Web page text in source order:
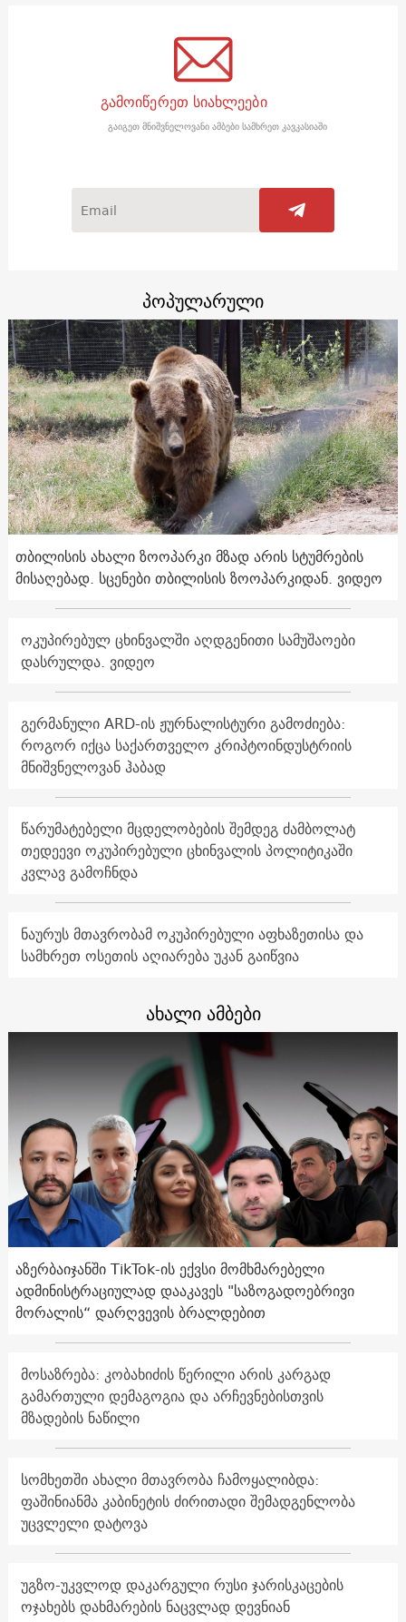
გამოიწერეთ სიახლეები
გაიგეთ მნიშვნელოვანი ამბები სამხრეთ კავკასიაში
პოპულარული
თბილისის ახალი ზოოპარკი მზად არის სტუმრების
მისაღებად. სცენები თბილისის ზოოპარკიდან. ვიდეო
ოკუპირებულ ცხინვალში აღდგენითი სამუშაოები
დასრულდა. ვიდეო
გერმანული ARD-ის ჟურნალისტური გამოძიება:
როგორ იქცა საქართველო კრიპტოინდუსტრიის
მნიშვნელოვან ჰაბად
წარუმატებელი მცდელობების შემდეგ ძამბოლატ
თედეევი ოკუპირებული ცხინვალის პოლიტიკაში
კვლავ გამოჩნდა
ნაურუს მთავრობამ ოკუპირებული აფხაზეთისა და
სამხრეთ ოსეთის აღიარება უკან გაიწვია
ახალი ამბები
აზერბაიჯანში TikTok-ის ექვსი მომხმარებელი
ადმინისტრაციულად დააკავეს "საზოგადოებრივი
მორალის“ დარღვევის ბრალდებით
მოსაზრება: კობახიძის წერილი არის კარგად
გამართული დემაგოგია და არჩევნებისთვის
მზადების ნაწილი
სომხეთში ახალი მთავრობა ჩამოყალიბდა:
ფაშინიანმა კაბინეტის ძირითადი შემადგენლობა
უცვლელი დატოვა
უგზო-უკვლოდ დაკარგული რუსი ჯარისკაცების
ოჯახებს დახმარების ნაცვლად დევნიან